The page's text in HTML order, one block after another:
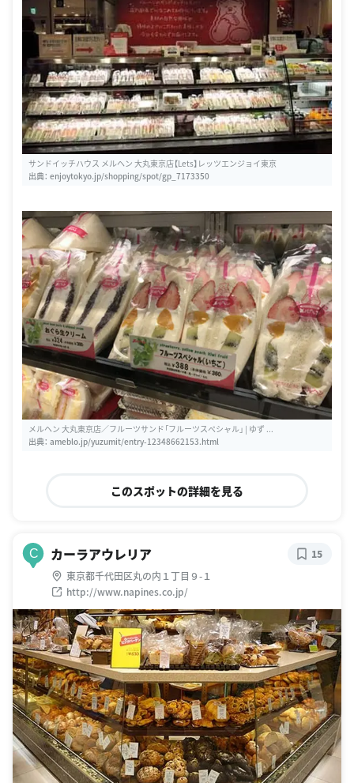
サンドイッチハウス メルヘン 大丸東京店【Lets】レッツエンジョイ東京
出典： enjoytokyo.jp/shopping/spot/gp_7173350
メルヘン 大丸東京店／フルーツサンド「フルーツスペシャル」 | ゆず ...
出典： ameblo.jp/yuzumit/entry-12348662153.html
このスポットの詳細を見る
C カーラアウレリア
東京都千代田区丸の内１丁目９-１
http://www.napines.co.jp/
15